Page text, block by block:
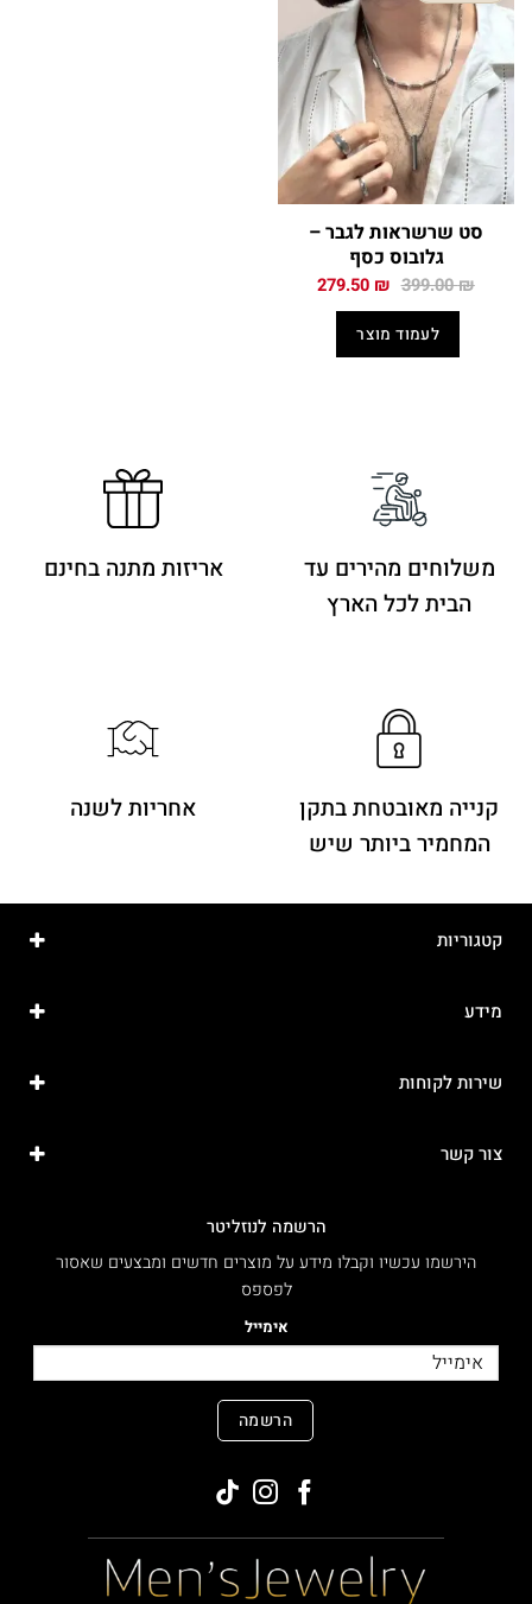
סט שרשראות לגבר –
גלובוס כסף
399.00₪ המחיר
399.00 ₪.
279.50 ₪ המחיר
לעמוד מוצר
משלוחים מהירים עד
הבית לכל הארץ
אריזות מתנה בחינם
קנייה מאובטחת בתקן
המחמיר ביותר שיש
אחריות לשנה
קטגוריות
מידע
שירות לקוחות
צור קשר
הרשמה לנוזליטר
הירשמו עכשיו וקבלו מידע על מוצרים חדשים ומבצעים שאסור
לפספס
אימייל
הרשמה